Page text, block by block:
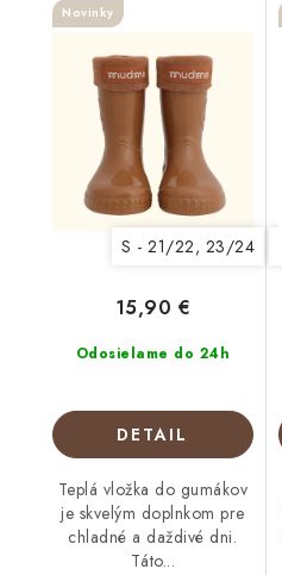
Novinky
S - 21/22, 23/24
Odosielame do 24h
15,90 €
DETAIL
Teplá vložka do gumákov
je skvelým doplnkom pre
chladné a daždivé dni.
Táto...